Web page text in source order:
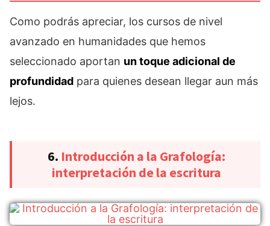
Como podrás apreciar, los cursos de nivel
avanzado en humanidades que hemos
seleccionado aportan un toque adicional de
profundidad para quienes desean llegar aun más
lejos.
6. Introducción a la Grafología:
interpretación de la escritura